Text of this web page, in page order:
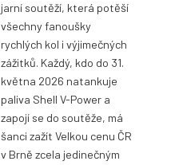
jarní soutěží, která potěší
všechny fanoušky
rychlých kol i výjimečných
zážitků. Každý, kdo do 31.
května 2026 natankuje
paliva Shell V-Power a
zapojí se do soutěže, má
šanci zažít Velkou cenu ČR
v Brně zcela jedinečným